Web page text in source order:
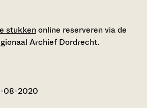
stukkenonline reserveren via de
Archief Dordrecht.
08-2020